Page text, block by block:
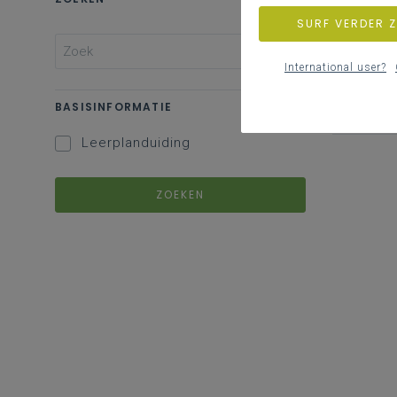
BASISINFORMATIE
Leerplanduiding
ZOEKEN
SURF VERDER
International user?